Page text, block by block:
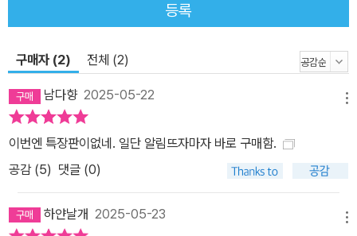
등록
구매자 (2) 전체 (2)
남다향2025-05-22
이번엔 특장판이없네. 일단 알림뜨자마자 바로 구매함.
공감 (5) 댓글 (0)
하얀날개 2025-05-23